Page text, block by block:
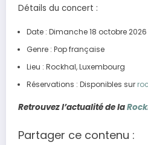
Détails du concert :
Date : Dimanche 18 octobre
Genre : Pop française
Lieu : Rockhal, Luxembourg
Réservations : Disponibles sur
Retrouvez l’actualité de la
Partager ce contenu :